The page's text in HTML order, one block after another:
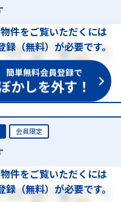
件をご覧いただくには
録（無料）が必要です。
簡単無料会員登録で
かしを外す！
会員限定
件をご覧いただくには
録（無料）が必要です。